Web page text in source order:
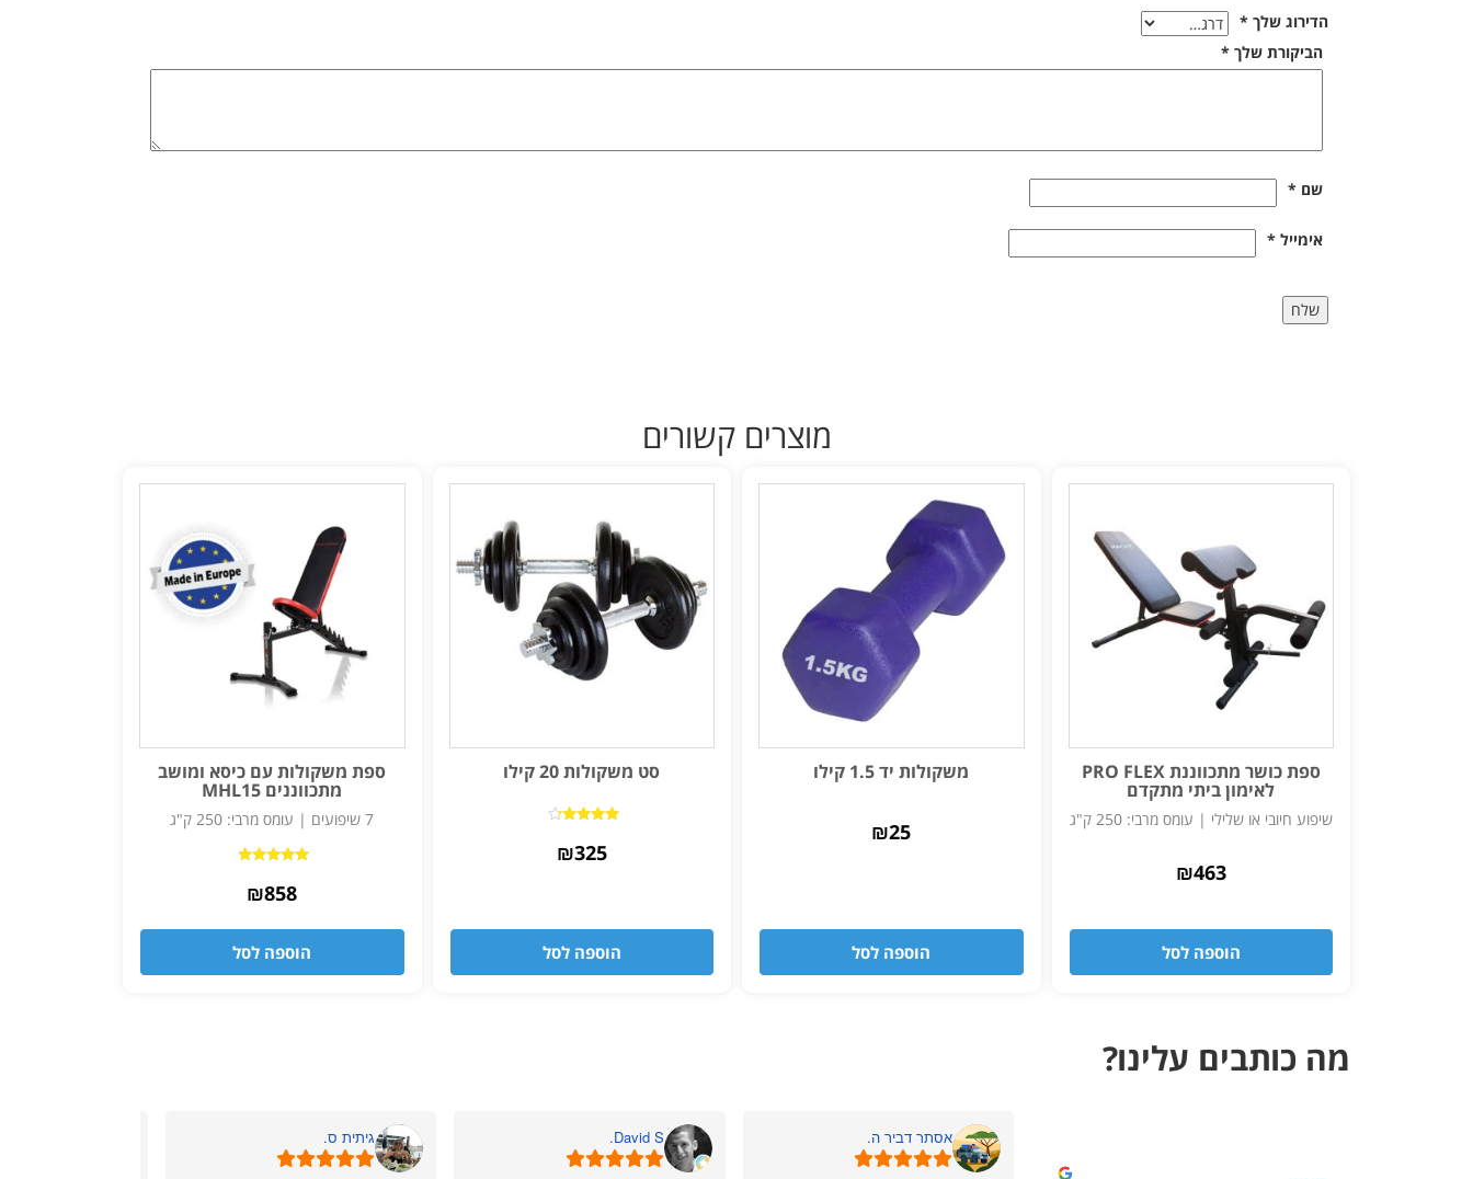
הדירוג שלך *
הביקורת שלך *
שם *
אימייל *
מוצרים קשורים
ספת כושר מתכווננת PRO FLEX
לאימון ביתי מתקדם
שיפוע חיובי או שלילי | עומס מרבי: 250 ק"ג
₪463
הוספה לסל
משקולות יד 1.5 קילו
₪25
הוספה לסל
סט משקולות 20 קילו
4.00
מתוך 5₪325
הוספה לסל
ספת משקולות עם כיסא ומושב
מתכווננים MHL15
7 שיפועים | עומס מרבי: 250 ק"ג
4.75
מתוך 5₪858
הוספה לסל
מה כותבים עלינו?
אסתר דביר ה. David S. גיתית ס.